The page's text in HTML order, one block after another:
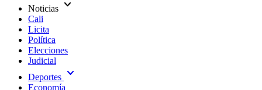
Noticias expand_more
Cali
Licita
Política
Elecciones
Judicial
Deportes expand_more
Economía